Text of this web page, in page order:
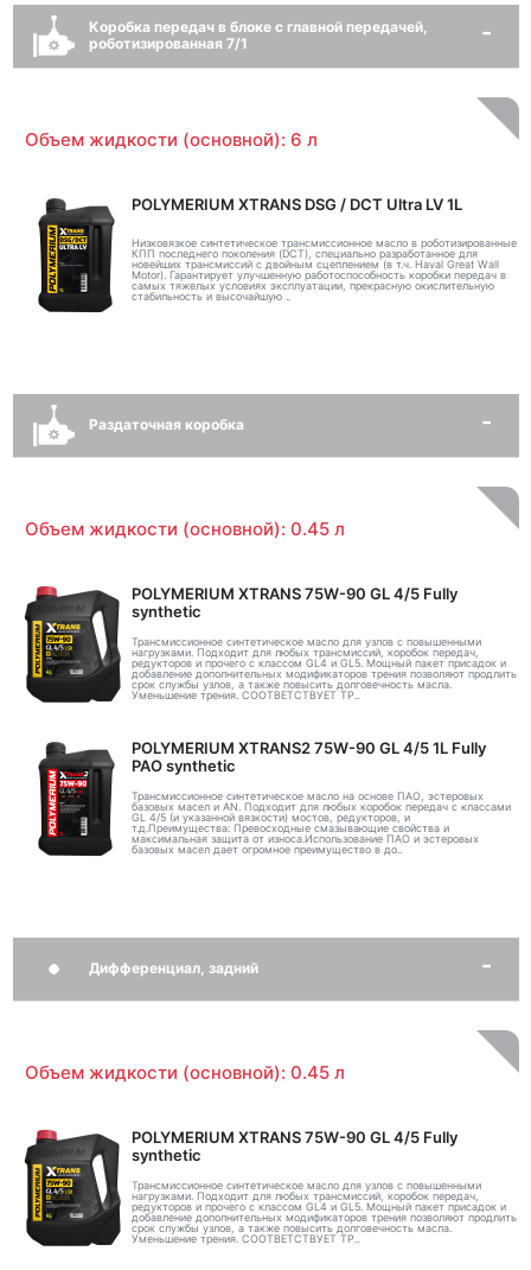
Коробка передач в блоке с главной передачей,
роботизированная 7/1
Объем жидкости (основной): 6 л
POLYMERIUM XTRANS DSG / DCT Ultra LV 1L
Низковязкое синтетическое трансмиссионное масло в роботизированные
КПП последнего поколения (DCT), специально разработанное для
новейших трансмиссий с двойным сцеплением (в т.ч. Haval Great Wall
Motor). Гарантирует улучшенную работоспособность коробки передач в
самых тяжелых условиях эксплуатации, прекрасную окислительную
стабильность и высочайшую ..
Раздаточная коробка
Объем жидкости (основной): 0.45 л
POLYMERIUM XTRANS 75W-90 GL 4/5 Fully
synthetic
Трансмиссионное синтетическое масло для узлов с повышенными
нагрузками. Подходит для любых трансмиссий, коробок передач,
редукторов и прочего с классом GL4 и GL5. Мощный пакет присадок и
добавление дополнительных модификаторов трения позволяют продлить
срок службы узлов, а также повысить долговечность масла.
Уменьшение трения. СООТВЕТСТВУЕТ ТР..
POLYMERIUM XTRANS2 75W-90 GL 4/5 1L Fully
PAO synthetic
Трансмиссионное синтетическое масло на основе ПАО, эстеровых
базовых масел и AN. Подходит для любых коробок передач с классами
GL 4/5 (и указанной вязкости) мостов, редукторов, и
т.д.Преимущества: Превосходные смазывающие свойства и
максимальная защита от износа.Использование ПАО и эстеровых
базовых масел дает огромное преимущество в до..
Дифференциал, задний
Объем жидкости (основной): 0.45 л
POLYMERIUM XTRANS 75W-90 GL 4/5 Fully
synthetic
Трансмиссионное синтетическое масло для узлов с повышенными
нагрузками. Подходит для любых трансмиссий, коробок передач,
редукторов и прочего с классом GL4 и GL5. Мощный пакет присадок и
добавление дополнительных модификаторов трения позволяют продлить
срок службы узлов, а также повысить долговечность масла.
Уменьшение трения. СООТВЕТСТВУЕТ ТР..